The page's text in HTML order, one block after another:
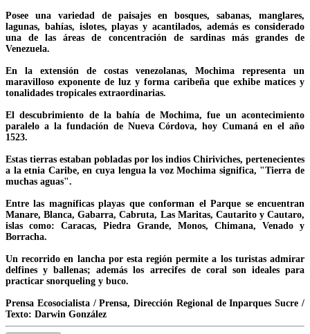
Posee una variedad de paisajes en bosques, sabanas, manglares,
lagunas, bahías, islotes, playas y acantilados, además es considerado
una de las áreas de concentración de sardinas más grandes de
Venezuela.
En la extensión de costas venezolanas, Mochima representa un
maravilloso exponente de luz y forma caribeña que exhibe matices y
tonalidades tropicales extraordinarias.
El descubrimiento de la bahía de Mochima, fue un acontecimiento
paralelo a la fundación de Nueva Córdova, hoy Cumaná en el año
1523.
Estas tierras estaban pobladas por los indios Chiriviches, pertenecientes
a la etnia Caribe, en cuya lengua la voz Mochima significa, "Tierra de
muchas aguas".
Entre las magníficas playas que conforman el Parque se encuentran
Manare, Blanca, Gabarra, Cabruta, Las Maritas, Cautarito y Cautaro,
islas como: Caracas, Piedra Grande, Monos, Chimana, Venado y
Borracha.
Un recorrido en lancha por esta región permite a los turistas admirar
delfines y ballenas; además los arrecifes de coral son ideales para
practicar snorqueling y buco.
Prensa Ecosocialista / Prensa, Dirección Regional de Inparques Sucre /
Texto: Darwin González